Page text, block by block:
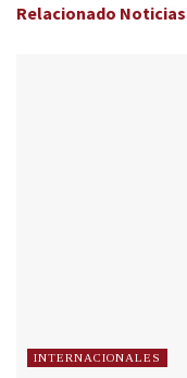
Relacionado Noticias
INTERNACIONALES